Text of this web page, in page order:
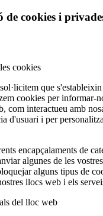
de cookies i
cookies
que
cookies per informar-
com interactueu amb
d'usuari i per
encapçalaments de
algunes de les
alguns tipus de
llocs web i els
del lloc web